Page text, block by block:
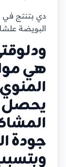
دي بتنتج في
البويضة
هي
يحصل
جودة